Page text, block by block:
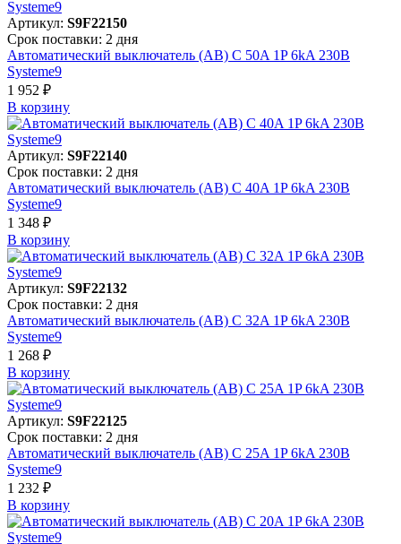
Артикул: S9F22150
Срок поставки: 2 дня
Автоматический выключатель (АВ) C 50A 1P 6kA 230В
Systeme9
1 952 ₽
В корзинy
Артикул: S9F22140
Срок поставки: 2 дня
Автоматический выключатель (АВ) C 40A 1P 6kA 230В
Systeme9
1 348 ₽
В корзинy
Артикул: S9F22132
Срок поставки: 2 дня
Автоматический выключатель (АВ) C 32A 1P 6kA 230В
Systeme9
1 268 ₽
В корзинy
Артикул: S9F22125
Срок поставки: 2 дня
Автоматический выключатель (АВ) C 25A 1P 6kA 230В
Systeme9
1 232 ₽
В корзинy